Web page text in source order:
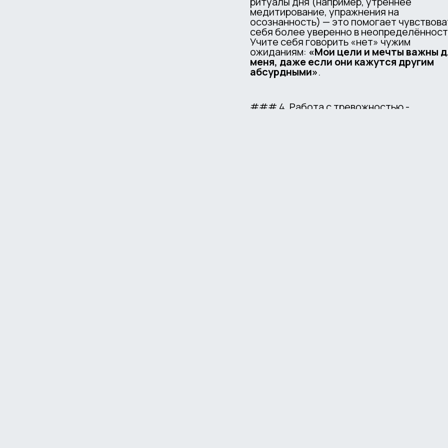
медитирование, упражнения на
осознанность) — это помогает
себя более уверенно в
Учите себя говорить «нет» чужим
ожиданиям: «Мои цели и мечты важны
меня, даже если они кажутся другим
абсурдными».
### 4. Работа с тревожностью -